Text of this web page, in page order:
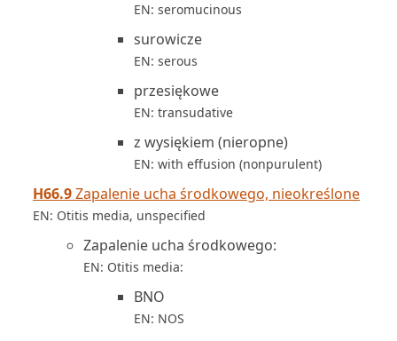
EN: seromucinous
surowicze
EN: serous
przesiękowe
EN: transudative
z wysiękiem (nieropne)
EN: with effusion (nonpurulent)
H66.9Zapalenie ucha środkowego, nieokreślone
EN: Otitis media, unspecified
Zapalenie ucha środkowego:
EN: Otitis media:
BNO
EN: NOS